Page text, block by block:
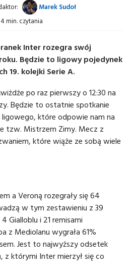
Marek Sudoł
4 min. czytania
Inter rozegra swój
Będzie to ligowy pojedynek
19. kolejki Serie A.
po raz pierwszy o 12:30 na
Będzie to ostatnie spotkanie
które odpowie nam na
tzw. Mistrzem Zimy. Mecz z
które wiąże ze sobą wiele
a Veroną rozegrały się 64
w tym zestawieniu z 39
Gialloblu i 21 remisami
z Mediolanu wygrała 61%
Jest to najwyższy odsetek
z którymi Inter mierzył się co